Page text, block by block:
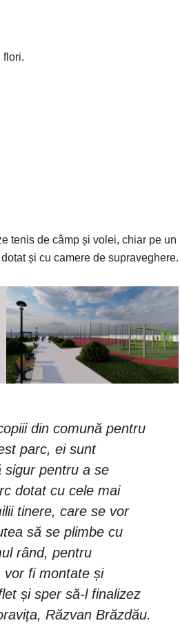
flori.
tenis de câmp și volei, chiar pe un
și cu camere de supraveghere.
din comună pentru
parc, ei sunt
sigur pentru a se
dotat cu cele mai
tinere, care se vor
să se plimbe cu
rând, pentru
vor fi montate și
și sper să-l finalizez
Răzvan Brăzdău.